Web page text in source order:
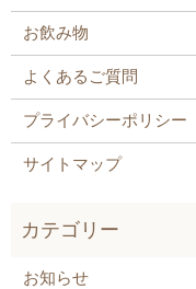
お飲み物
よくあるご質問
プライバシーポリシー
サイトマップ
お知らせ